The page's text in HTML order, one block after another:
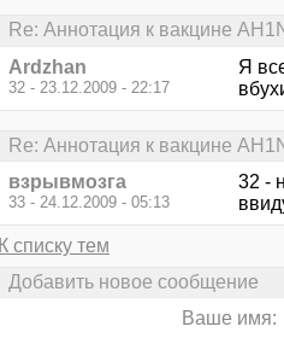
Re: Аннотация к вакцине
Ardzhan
32 - 23.12.2009 - 22:17
Я
Re: Аннотация к вакцине
взрывмозга
33 - 24.12.2009 - 05:13
32 -
К списку тем
Добавить новое сообщение
Ваше имя: